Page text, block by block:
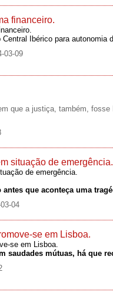
financeiro.
Central Ibérico para
03-09
que a justiça, também, fosse
situação de emergência.
de emergência.
que aconteça uma
04
se em Lisboa.
se em Lisboa.
saudades mútuas, há que